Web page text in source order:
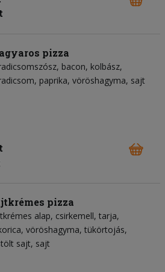
pizza
bacon kolbász
paprika vöröshagyma sajt
pizza
alap csirkemell tarja
vöröshagyma tükörtojás
sajt sajt